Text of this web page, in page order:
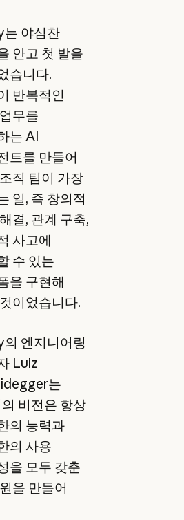
야심찬
안고 첫 발을
습니다.
반복적인
무를
는 AI
트를 만들어
직 팀이 가장
일, 즉 창의적
결, 관계 구축,
사고에
수 있는
을 구현해
이었습니다.
의 엔지니어링
Luiz
는
비전은 항상
의 능력과
의 사용
을 모두 갖춘
을 만들어